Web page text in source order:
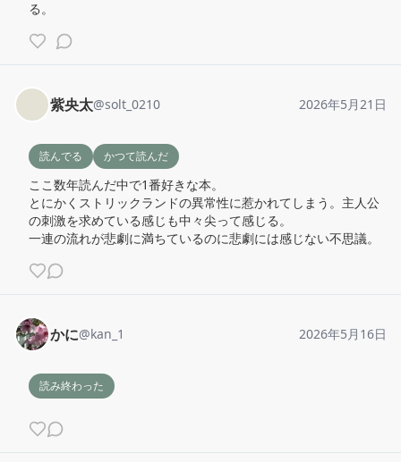
る。
紫央太@solt_0210 2026年5月21日
読んでる かつて読んだ
ここ数年読んだ中で1番好きな本。
とにかくストリックランドの異常性に惹かれてしまう。主人公
の刺激を求めている感じも中々尖って感じる。
一連の流れが悲劇に満ちているのに悲劇には感じない不思議。
かに@kan_1 2026年5月16日
読み終わった